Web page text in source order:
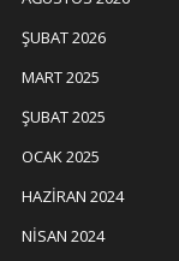
ŞUBAT 2026
MART 2025
ŞUBAT 2025
OCAK 2025
HAZIRAN 2024
NISAN 2024